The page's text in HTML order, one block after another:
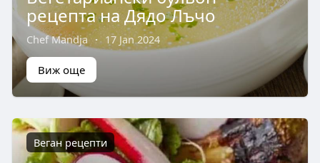
рецепта на Дядо Лъчо
Chef Mandja · 17 Jan 2024
Виж още
Веган рецепти